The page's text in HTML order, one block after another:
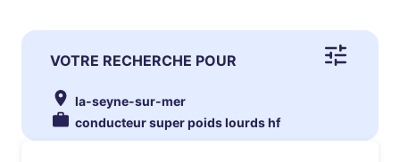
VOTRE RECHERCHE POUR
la-seyne-sur-mer
conducteur super poids lourds hf